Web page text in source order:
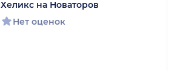
Хеликс на Новаторов
Нет оценок